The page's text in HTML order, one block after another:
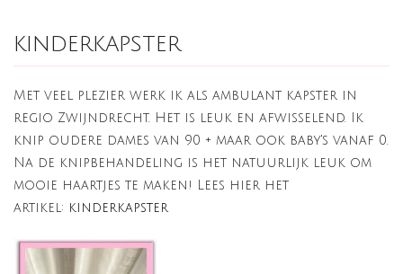
kinderkapster
Met veel plezier werk ik als ambulant kapster in
regio Zwijndrecht. Het is leuk en afwisselend. Ik
knip oudere dames van 90 + maar ook baby's vanaf 0.
Na de knipbehandeling is het natuurlijk leuk om
mooie haartjes te maken! Lees hier het
artikel: kinderkapster